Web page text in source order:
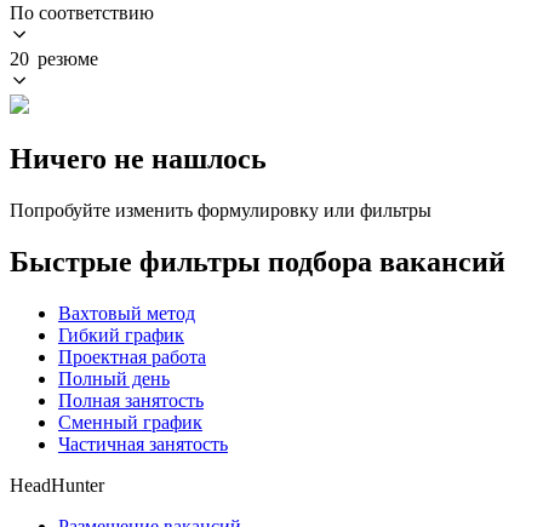
По соответствию
20 резюме
Ничего не нашлось
Попробуйте изменить формулировку или фильтры
Быстрые фильтры подбора вакансий
Вахтовый метод
Гибкий график
Проектная работа
Полный день
Полная занятость
Сменный график
Частичная занятость
HeadHunter